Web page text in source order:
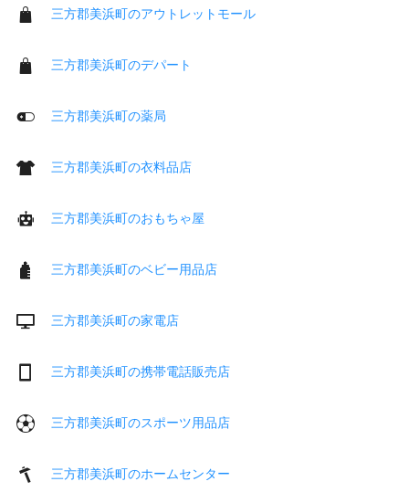
三方郡美浜町のアウトレットモール
三方郡美浜町のデパート
三方郡美浜町の薬局
三方郡美浜町の衣料品店
三方郡美浜町のおもちゃ屋
三方郡美浜町のベビー用品店
三方郡美浜町の家電店
三方郡美浜町の携帯電話販売店
三方郡美浜町のスポーツ用品店
三方郡美浜町のホームセンター